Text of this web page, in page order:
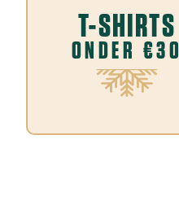
T-SHIRTS
ONDER €30